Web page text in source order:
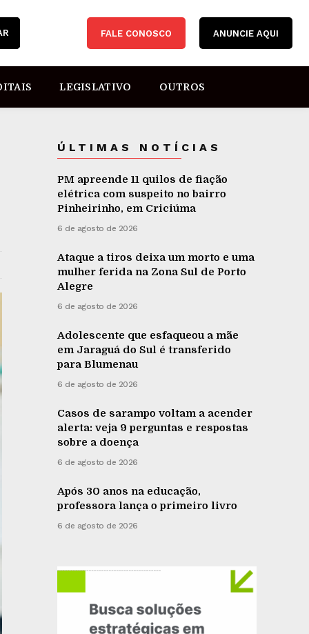
FALE CONOSCO ANUNCIE AQUI
LEGISLATIVO OUTROS
ÚLTIMAS NOTÍCIAS
PM apreende 11 quilos de fiação
elétrica com suspeito no bairro
Pinheirinho, em Criciúma
6 de agosto de 2026
Ataque a tiros deixa um morto e uma
mulher ferida na Zona Sul de Porto
Alegre
6 de agosto de 2026
Adolescente que esfaqueou a mãe
em Jaraguá do Sul é transferido
para Blumenau
6 de agosto de 2026
Casos de sarampo voltam a acender
alerta: veja 9 perguntas e respostas
sobre a doença
6 de agosto de 2026
Após 30 anos na educação,
professora lança o primeiro livro
6 de agosto de 2026